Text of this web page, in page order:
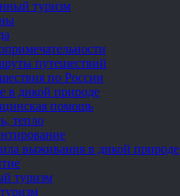
туризм
путешествий
по России
в дикой природе
помощь
тепло
выживания в дикой природе
туризм